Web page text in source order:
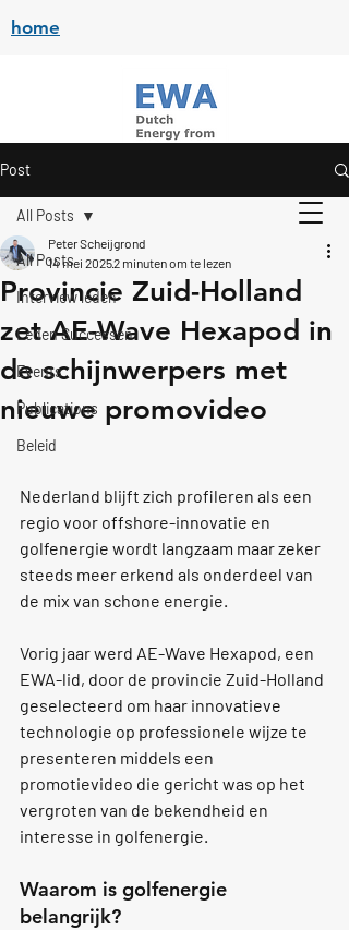
home
Post
All Posts
Interview leden
Leden Successen
Events
Publications
Beleid
All Posts
Provincie Zuid-Holland
zet AE-Wave Hexapod in
de schijnwerpers met
nieuwe promovideo
Peter Scheijgrond
14 mei 20252 minuten om te lezen
Nederland blijft zich profileren als een
regio voor offshore-innovatie en
golfenergie wordt langzaam maar zeker
steeds meer erkend als onderdeel van
de mix van schone energie.
Vorig jaar werd AE-Wave Hexapod, een
EWA-lid, door de provincie Zuid-Holland
geselecteerd om haar innovatieve
technologie op professionele wijze te
presenteren middels een
promotievideo die gericht was op het
vergroten van de bekendheid en
interesse in golfenergie.
Waarom is golfenergie
belangrijk?